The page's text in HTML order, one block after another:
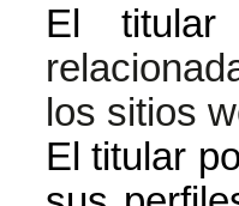
El titular
los sitios
El titular